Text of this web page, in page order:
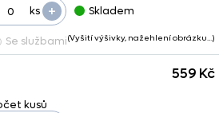
ks + Skladem
Se službami(Vyšití výšivky, nažehlení obrázku…)
559 Kč